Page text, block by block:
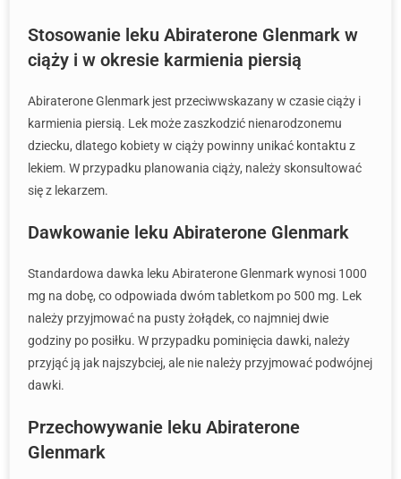
Stosowanie leku Abiraterone Glenmark w
ciąży i w okresie karmienia piersią
Abiraterone Glenmark jest przeciwwskazany w czasie ciąży i
karmienia piersią. Lek może zaszkodzić nienarodzonemu
dziecku, dlatego kobiety w ciąży powinny unikać kontaktu z
lekiem. W przypadku planowania ciąży, należy skonsultować
się z lekarzem.
Dawkowanie leku Abiraterone Glenmark
Standardowa dawka leku Abiraterone Glenmark wynosi 1000
mg na dobę, co odpowiada dwóm tabletkom po 500 mg. Lek
należy przyjmować na pusty żołądek, co najmniej dwie
godziny po posiłku. W przypadku pominięcia dawki, należy
przyjąć ją jak najszybciej, ale nie należy przyjmować podwójnej
dawki.
Przechowywanie leku Abiraterone
Glenmark